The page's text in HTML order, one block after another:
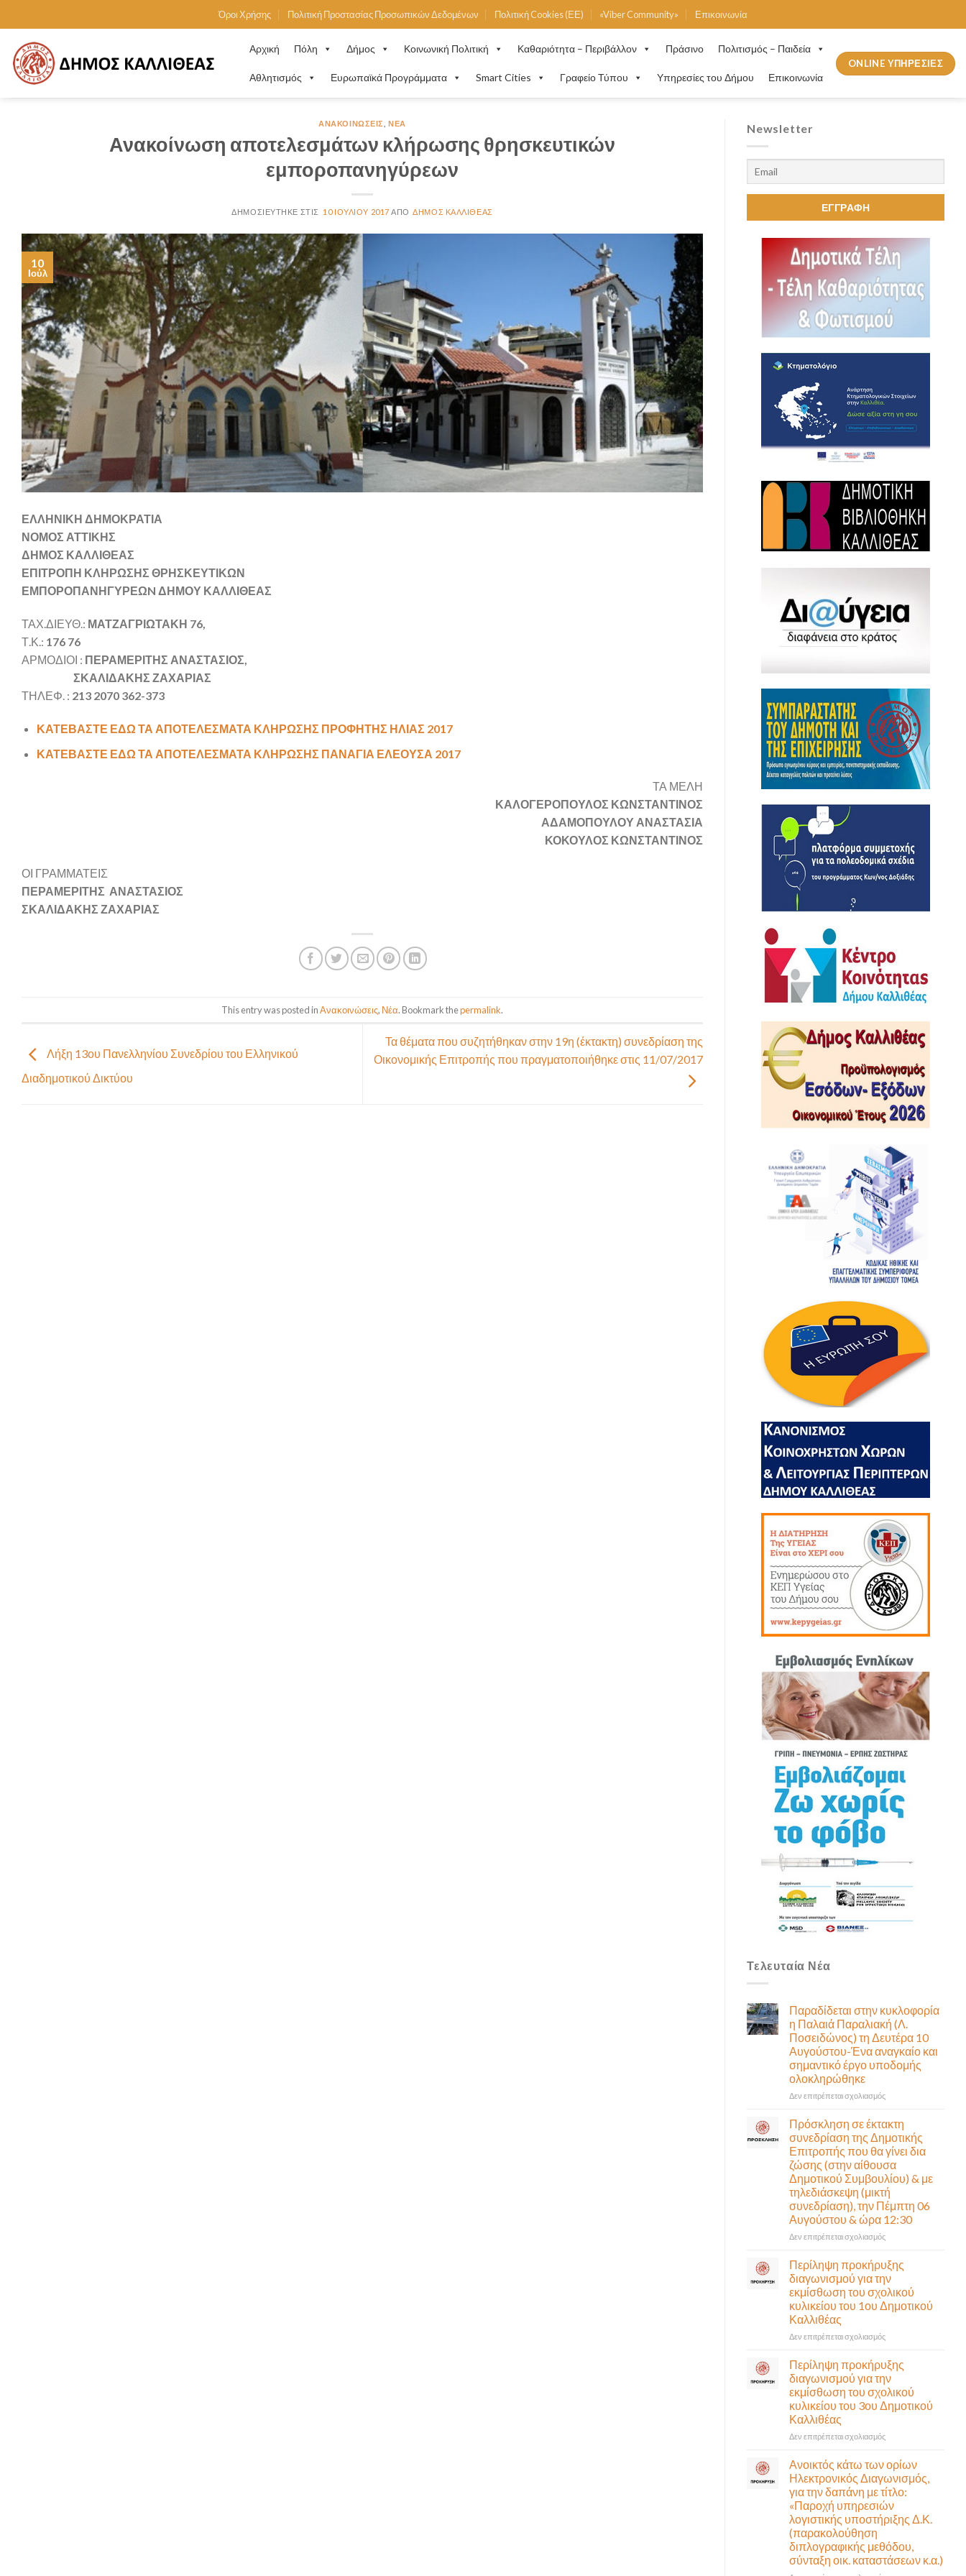
to
content
Όροι Χρήσης Πολιτική Προστασίας Προσωπικών Δεδομένων Πολιτική Cookies (ΕΕ) «Viber Community» Επικοινωνία
Αρχική Πόλη Δήμος Κοινωνική Πολιτική Καθαριότητα – Περιβάλλον Πράσινο Πολιτισμός – Παιδεία
Αθλητισμός Ευρωπαϊκά Προγράμματα Smart Cities Γραφείο Τύπου Υπηρεσίες του Δήμου Επικοινωνία
ONLINE ΥΠΗΡΕΣΙΕΣ
ΑΝΑΚΟΙΝΏΣΕΙΣ ,ΝΈΑ
Ανακοίνωση αποτελεσμάτων κλήρωσης θρησκευτικών
εμποροπανηγύρεων
10 ΙΟΥΛΊΟΥ 2017 ΔΉΜΟΣ ΚΑΛΛΙΘΈΑΣ
10
Ιούλ
ΕΛΛΗΝΙΚΗ ΔΗΜΟΚΡΑΤΙΑ
ΝΟΜΟΣ ΑΤΤΙΚΗΣ
ΔΗΜΟΣ ΚΑΛΛΙΘΕΑΣ
ΕΠΙΤΡΟΠΗ ΚΛΗΡΩΣΗΣ ΘΡΗΣΚΕΥΤΙΚΩΝ
ΕΜΠΟΡΟΠΑΝΗΓΥΡΕΩN ΔΗΜΟΥ ΚΑΛΛΙΘΕΑΣ
ΤΑΧ.ΔΙΕΥΘ.: ΜΑΤΖΑΓΡΙΩΤΑΚΗ 76,
Τ.Κ.: 176 76
ΑΡΜΟΔΙΟΙ : ΠΕΡΑΜΕΡΙΤΗΣ ΑΝΑΣΤΑΣΙΟΣ,
ΣΚΑΛΙΔΑΚΗΣ ΖΑΧΑΡΙΑΣ
ΤΗΛΕΦ. : 213 2070 362-373
ΚΑΤΕΒΑΣΤΕ ΕΔΩ ΤΑ ΑΠΟΤΕΛΕΣΜΑΤΑ ΚΛΗΡΩΣΗΣ ΠΡΟΦΗΤΗΣ ΗΛΙΑΣ 2017
ΚΑΤΕΒΑΣΤΕ ΕΔΩ ΤΑ ΑΠΟΤΕΛΕΣΜΑΤΑ ΚΛΗΡΩΣΗΣ ΠΑΝΑΓΙΑ ΕΛΕΟΥΣΑ 2017
ΤΑ ΜΕΛΗ
ΚΑΛΟΓΕΡΟΠΟΥΛΟΣ ΚΩΝΣΤΑΝΤΙΝΟΣ
ΑΔΑΜΟΠΟΥΛΟΥ ΑΝΑΣΤΑΣΙΑ
ΚΟΚΟΥΛΟΣ ΚΩΝΣΤΑΝΤΙΝΟΣ
ΟΙ ΓΡΑΜΜΑΤΕΙΣ
ΠΕΡΑΜΕΡΙΤΗΣ ΑΝΑΣΤΑΣΙΟΣ
ΣΚΑΛΙΔΑΚΗΣ ΖΑΧΑΡΙΑΣ
This entry was posted inΑνακοινώσεις, Νέα. Bookmark thepermalink.
Λήξη 13ου Πανελληνίου Συνεδρίου του Ελληνικού
Διαδημοτικού Δικτύου
Τα θέματα που συζητήθηκαν στην 19η (έκτακτη) συνεδρίαση της
Οικονομικής Επιτροπής που πραγματοποιήθηκε στις 11/07/2017
Newsletter
Τελευταία Νέα
Παραδίδεται στην κυκλοφορία
η Παλαιά Παραλιακή (Λ.
Ποσειδώνος) τη Δευτέρα 10
Αυγούστου-Ένα αναγκαίο και
σημαντικό έργο υποδομής
ολοκληρώθηκε
Δεν επιτρέπεται σχολιασμόςστο
κυκλοφορία
η
Παλαιά
Παραλιακή
(Λ.
Ποσειδώνος)
τη
Δευτέρα
Αυγούστου-
αναγκαίο
και
σημαντικό
έργο
υποδομής
Πρόσκληση σε έκτακτη
συνεδρίαση της Δημοτικής
Επιτροπής που θα γίνει δια
ζώσης (στην αίθουσα
Δημοτικού Συμβουλίου) & με
τηλεδιάσκεψη (μικτή
συνεδρίαση), την Πέμπτη 06
Αυγούστου & ώρα 12:30
Δεν επιτρέπεται σχολιασμόςστο
σε
έκτακτη
συνεδρίαση
της
Δημοτικής
δια
ζώσης
(στην
αίθουσα
&
τηλεδιάσκεψη
(μικτή
συνεδρίαση),
την
Πέμπτη
06
Αυγούστου
&
ώρα
Περίληψη προκήρυξης
διαγωνισμού για την
εκμίσθωση του σχολικού
κυλικείου του 1ου Δημοτικού
Καλλιθέας
Δεν επιτρέπεται σχολιασμόςστο
προκήρυξης
διαγωνισμού
για
την
εκμίσθωση
1ου
Δημοτικού
Καλλιθέας
Περίληψη προκήρυξης
διαγωνισμού για την
εκμίσθωση του σχολικού
κυλικείου του 3ου Δημοτικού
Καλλιθέας
Δεν επιτρέπεται σχολιασμόςστο
προκήρυξης
διαγωνισμού
για
την
εκμίσθωση
του
κυλικείου
του
Ανοικτός κάτω των ορίων
Ηλεκτρονικός Διαγωνισμός,
για την δαπάνη με τίτλο:
«Παροχή υπηρεσιών
λογιστικής υποστήριξης Δ.Κ.
(παρακολούθηση
διπλογραφικής μεθόδου,
σύνταξη οικ. καταστάσεων κ.α.)